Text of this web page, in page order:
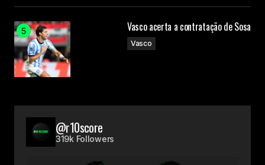
Vasco acerta a contratação de Sosa
Vasco
@r10score
319k Followers